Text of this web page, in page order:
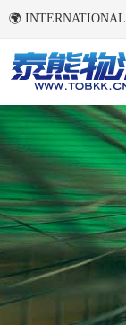
🌍 INTERNATIONAL